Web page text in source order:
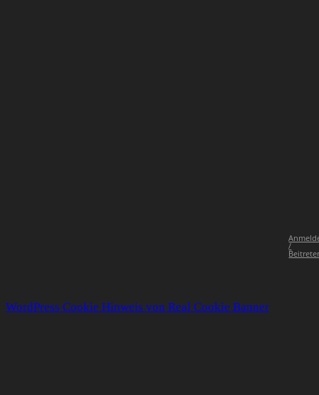
/
WordPress Cookie Hinweis von Real Cookie Banner